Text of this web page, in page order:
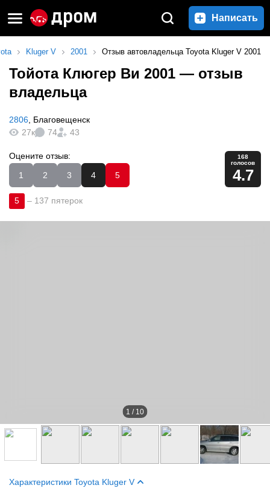
Написать
Kluger V 2001 Отзыв автовладельца Toyota Kluger V 2001
Тойота Клюгер Ви 2001 — отзыв
владельца
2806 Благовещенск
27к
74 43
Оцените отзыв:
1
2 3 4 5
168
голосов
4.7
5 – 137 пятерок
1 / 10
Характеристики Toyota Kluger V